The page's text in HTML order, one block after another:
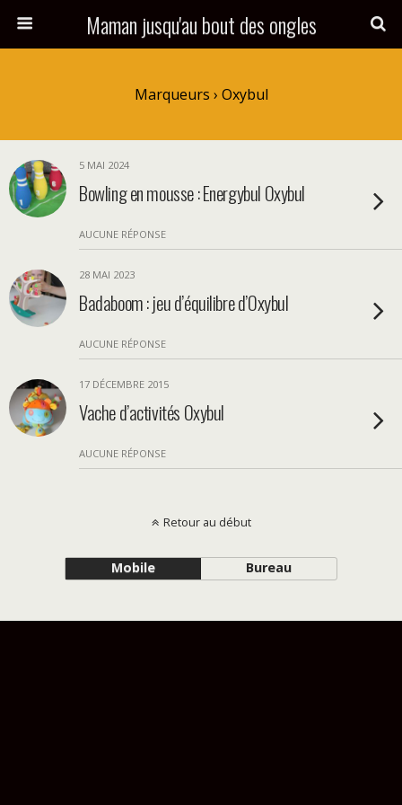
Maman jusqu'au bout des ongles
Marqueurs › Oxybul
5 MAI 2024
Bowling en mousse : Energybul Oxybul
AUCUNE RÉPONSE
28 MAI 2023
Badaboom : jeu d’équilibre d’Oxybul
AUCUNE RÉPONSE
17 DÉCEMBRE 2015
Vache d’activités Oxybul
AUCUNE RÉPONSE
Retour au début
Mobile Bureau